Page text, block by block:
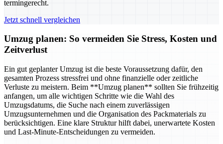
termingerecht.
Jetzt schnell vergleichen
Umzug planen: So vermeiden Sie Stress, Kosten und
Zeitverlust
Ein gut geplanter Umzug ist die beste Voraussetzung dafür, den
gesamten Prozess stressfrei und ohne finanzielle oder zeitliche
Verluste zu meistern. Beim **Umzug planen** sollten Sie frühzeitig
anfangen, um alle wichtigen Schritte wie die Wahl des
Umzugsdatums, die Suche nach einem zuverlässigen
Umzugsunternehmen und die Organisation des Packmaterials zu
berücksichtigen. Eine klare Struktur hilft dabei, unerwartete Kosten
und Last-Minute-Entscheidungen zu vermeiden.